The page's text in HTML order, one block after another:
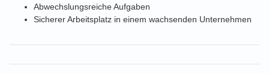
Abwechslungsreiche Aufgaben
Sicherer Arbeitsplatz in einem wachsenden Unternehmen